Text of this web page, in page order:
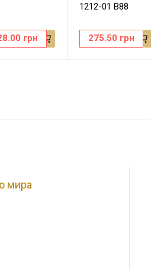
грн
1212-01 В88
275.50 грн
мира